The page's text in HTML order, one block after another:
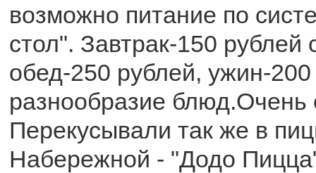
возможно питание по
стол". Завтрак-150 рублей
обед-250 рублей, ужин-
разнообразие блюд.Очень
Перекусывали так же в
Набережной - "Додо